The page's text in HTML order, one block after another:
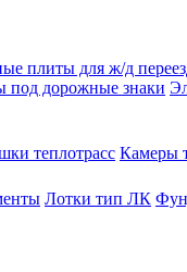
плиты для ж/д
под дорожные знаки
теплотрасс Камеры
Лотки тип ЛК